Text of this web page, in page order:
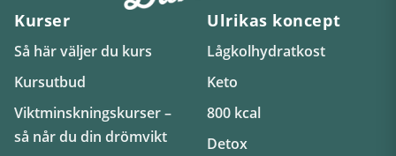
Kurser
Så här väljer du kurs
Kursutbud
Viktminskningskurser –
så når du din drömvikt
Ulrikas koncept
Lågkolhydratkost
Keto
800 kcal
Detox